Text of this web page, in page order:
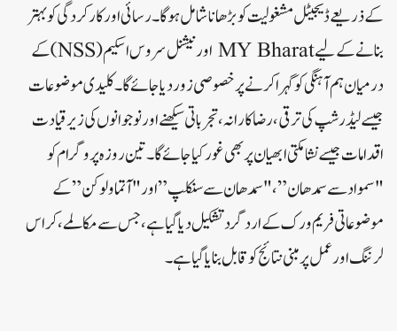
کے ذریعے ڈیجیٹل مشغولیت کو بڑھانا شامل ہوگا۔ رسائی اور کارکردگی کو بہتر
بنانے کے لیے MY Bharat اور نیشنل سروس اسکیم (NSS) کے
درمیان ہم آہنگی کو گہرا کرنے پر خصوصی زور دیا جائے گا۔کلیدی موضوعات
جیسے لیڈرشپ کی ترقی، رضاکارانہ، تجرباتی سیکھنے اور نوجوانوں کی زیر قیادت
اقدامات جیسے نشا مکتی ابھیان پر بھی غور کیا جائے گا۔ تین روزہ پروگرام کو
"سمواد سے سمدھان”، "سمدھان سے سنکلپ” اور "آتماولوکن” کے
موضوعاتی فریم ورک کے ارد گرد تشکیل دیا گیا ہے، جس سے مکالمے، کراس
لرننگ اور عمل پر مبنی نتائج کو قابل بنایا گیا ہے۔